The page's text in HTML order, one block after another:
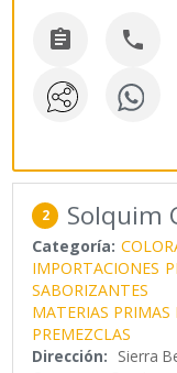
 
2 Solquim
Categoría:
IMPORTACIONES
SABORIZANTES
MATERIAS
PREMEZCLAS
Dirección: Sierra